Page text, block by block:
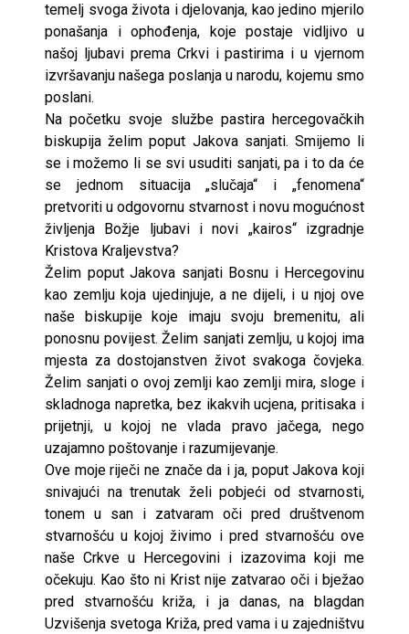
temelj svoga života i djelovanja, kao jedino mjerilo
ponašanja i ophođenja, koje postaje vidljivo u
našoj ljubavi prema Crkvi i pastirima i u vjernom
izvršavanju našega poslanja u narodu, kojemu smo
poslani.
Na početku svoje službe pastira hercegovačkih
biskupija želim poput Jakova sanjati. Smijemo li
se i možemo li se svi usuditi sanjati, pa i to da će
se jednom situacija „slučaja“ i „fenomena“
pretvoriti u odgovornu stvarnost i novu mogućnost
življenja Božje ljubavi i novi „kairos“ izgradnje
Kristova Kraljevstva?
Želim poput Jakova sanjati Bosnu i Hercegovinu
kao zemlju koja ujedinjuje, a ne dijeli, i u njoj ove
naše biskupije koje imaju svoju bremenitu, ali
ponosnu povijest. Želim sanjati zemlju, u kojoj ima
mjesta za dostojanstven život svakoga čovjeka.
Želim sanjati o ovoj zemlji kao zemlji mira, sloge i
skladnoga napretka, bez ikakvih ucjena, pritisaka i
prijetnji, u kojoj ne vlada pravo jačega, nego
uzajamno poštovanje i razumijevanje.
Ove moje riječi ne znače da i ja, poput Jakova koji
snivajući na trenutak želi pobjeći od stvarnosti,
tonem u san i zatvaram oči pred društvenom
stvarnošću u kojoj živimo i pred stvarnošću ove
naše Crkve u Hercegovini i izazovima koji me
očekuju. Kao što ni Krist nije zatvarao oči i bježao
pred stvarnošću križa, i ja danas, na blagdan
Uzvišenja svetoga Križa, pred vama i u zajedništvu